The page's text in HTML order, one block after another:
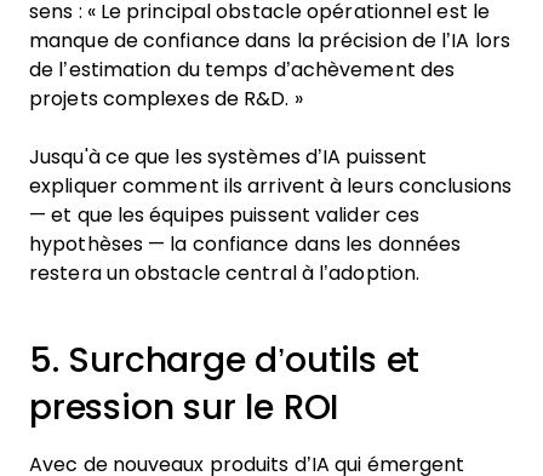
sens : « Le principal obstacle opérationnel est le
manque de confiance dans la précision de l’IA lors
de l’estimation du temps d’achèvement des
projets complexes de R&D. »
Jusqu'à ce que les systèmes d’IA puissent
expliquer comment ils arrivent à leurs conclusions
— et que les équipes puissent valider ces
hypothèses — la confiance dans les données
restera un obstacle central à l’adoption.
5. Surcharge d’outils et
pression sur le ROI
Avec de nouveaux produits d’IA qui émergent